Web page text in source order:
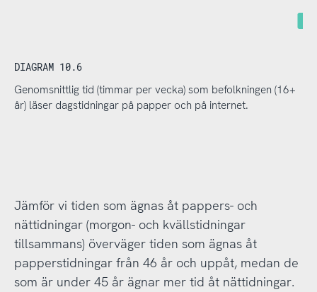
DIAGRAM 10.6
Genomsnittlig tid (timmar per vecka) som befolkningen (16+
år) läser dagstidningar på papper och på internet.
Jämför vi tiden som ägnas åt pappers- och
nättidningar (morgon- och kvällstidningar
tillsammans) överväger tiden som ägnas åt
papperstidningar från 46 år och uppåt, medan de
som är under 45 år ägnar mer tid åt nättidningar.